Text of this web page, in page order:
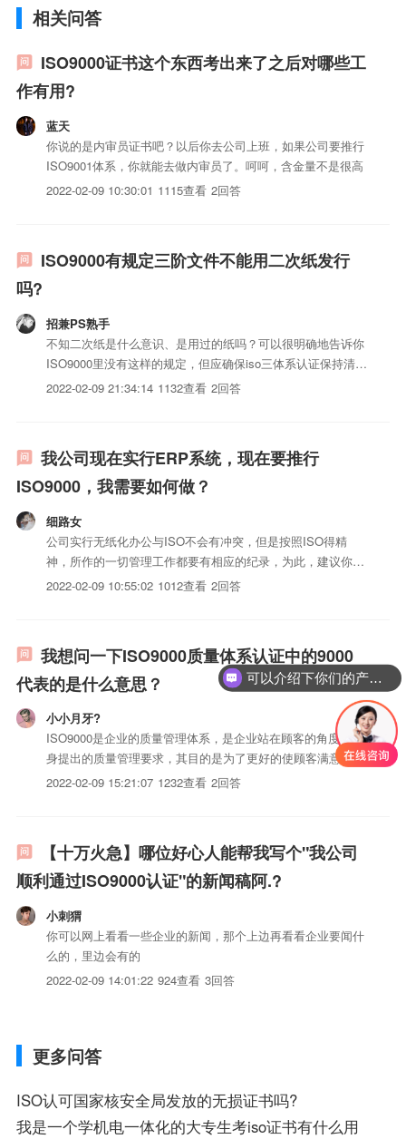
相关问答
ISO9000证书这个东西考出来了之后对哪些工
作有用?
蓝天
你说的是内审员证书吧？以后你去公司上班，如果公司要推行
ISO9001体系，你就能去做内审员了。呵呵，含金量不是很高
2022-02-09 10:30:01 1115查看 2回答
ISO9000有规定三阶文件不能用二次纸发行
吗?
招兼PS熟手
不知二次纸是什么意识、是用过的纸吗？可以很明确地告诉你
ISO9000里没有这样的规定，但应确保iso三体系认证保持清
晰、易于识别。ISO9000：2005《基础和术语》中3.7.2条iso
2022-02-09 21:34:14 1132查看 2回答
我公司现在实行ERP系统，现在要推行
ISO9000，我需要如何做？
细路女
公司实行无纸化办公与ISO不会有冲突，但是按照ISO得精
神，所作的一切管理工作都要有相应的纪录，为此，建议你在
ERP和SPC系统的基础上，上一套ISOiso三体系认证管理系
2022-02-09 10:55:02 1012查看 2回答
我想问一下ISO9000质量体系认证中的9000
代表的是什么意思？
小小月牙?
ISO9000是企业的质量管理体系，是企业站在顾客的角度对本
身提出的质量管理要求，其目的是为了更好的使顾客满意，从
而使企业获得更好的经济效益。ISO9000标准内容主要涉及了
2022-02-09 15:21:07 1232查看 2回答
【十万火急】哪位好心人能帮我写个"我公司
顺利通过ISO9000认证"的新闻稿阿.?
小刺猬
你可以网上看看一些企业的新闻，那个上边再看看企业要闻什
么的，里边会有的
2022-02-09 14:01:22 924查看 3回答
更多问答
ISO认可国家核安全局发放的无损证书吗?
我是一个学机电一体化的大专生考iso证书有什么用
可以介绍下你们的产品么？